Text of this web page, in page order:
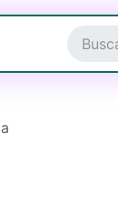
Joyería